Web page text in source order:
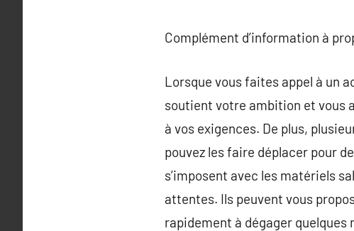
Complément d’information à
Lorsque vous faites appel à un
soutient votre ambition et vous
à vos exigences. De plus,
pouvez les faire déplacer pour
s’imposent avec les matériels
attentes. Ils peuvent vous
rapidement à dégager